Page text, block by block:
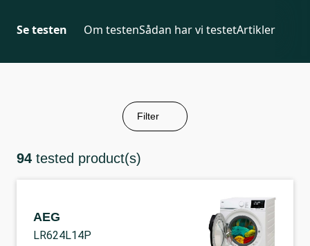
Se testen Om testenSådan har vi testetArtikler
Filter
94 tested product(s)
AEG
LR624L14P